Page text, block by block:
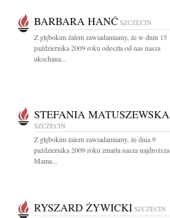
BARBARA HANĆ SZCZECIN
Z głębokim żalem zawiadamiamy, że w dniu 15
października 2009 roku odeszła od nas nasza
ukochana...
STEFANIA MATUSZEWSKA
SZCZECIN
Z głębokim żalem zawiadamiamy, że dnia 9
października 2009 roku zmarła nasza najdroższa
Mama...
RYSZARD ŻYWICKI SZCZECIN